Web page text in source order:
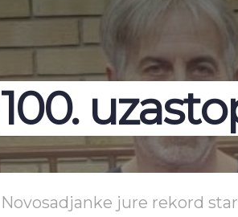
100.
Novosadjanke jure rekord